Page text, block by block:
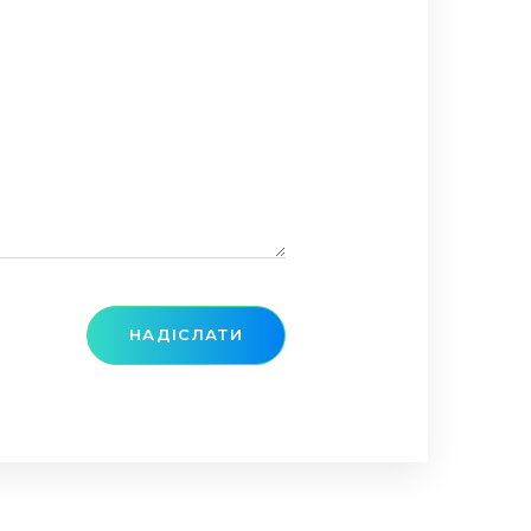
НАДІСЛАТИ